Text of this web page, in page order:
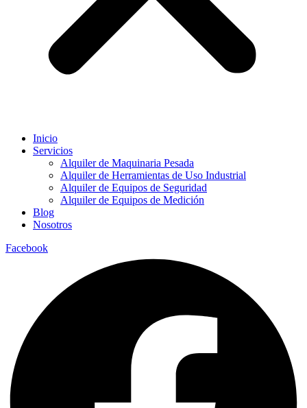
Inicio
Servicios
Alquiler de Maquinaria Pesada
Alquiler de Herramientas de Uso Industrial
Alquiler de Equipos de Seguridad
Alquiler de Equipos de Medición
Blog
Nosotros
Facebook